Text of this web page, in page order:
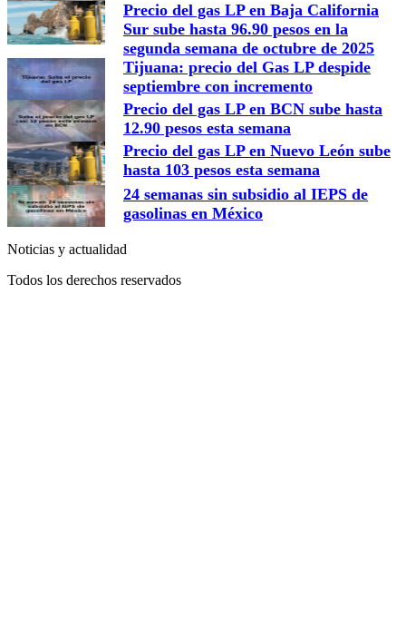
Precio del gas LP en Baja California
Sur sube hasta 96.90 pesos en la
segunda semana de octubre de 2025
Tijuana: precio del Gas LP despide
septiembre con incremento
Precio del gas LP en BCN sube hasta
12.90 pesos esta semana
Precio del gas LP en Nuevo León sube
hasta 103 pesos esta semana
24 semanas sin subsidio al IEPS de
gasolinas en México
Noticias y actualidad
Todos los derechos reservados